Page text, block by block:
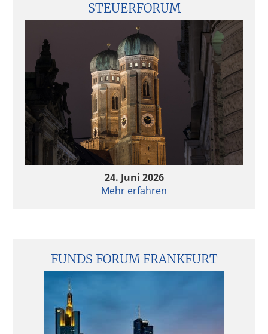
Private Equity 2025: Selektiv, strategisch, stabil?
– Eindrücke aus dem FCM PE Survey 2025
Impact Investing – Notwendige Kriterien und
regulatorische Entwicklungen
Impact Investing – Notwendige Kriterien und
regulatorische Entwicklungen
Private Equity & AI – Value Creation 2.0?
Private Equity & AI – Value Creation 2.0?
Follow-up Hamburger Fondsgespräche 2024 –
Continuation Fonds im Trend
Quo vadis Fondsstandort Deutschland?
STEUERFORUM
24. Juni 2026
Mehr erfahren
FUNDS FORUM FRANKFURT